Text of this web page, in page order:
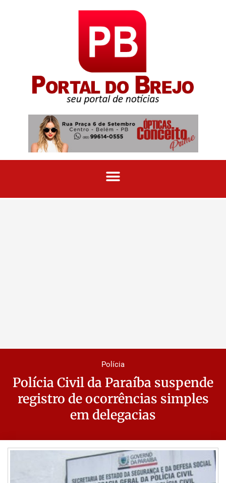
Polícia
Polícia Civil da Paraíba suspende
registro de ocorrências simples
em delegacias